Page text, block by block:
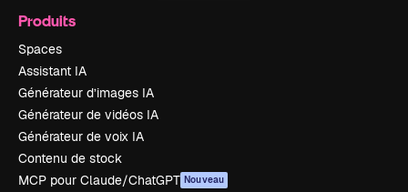
Produits
Spaces
Assistant IA
Générateur d’images IA
Générateur de vidéos IA
Générateur de voix IA
Contenu de stock
MCP pour Claude/ChatGPT Nouveau